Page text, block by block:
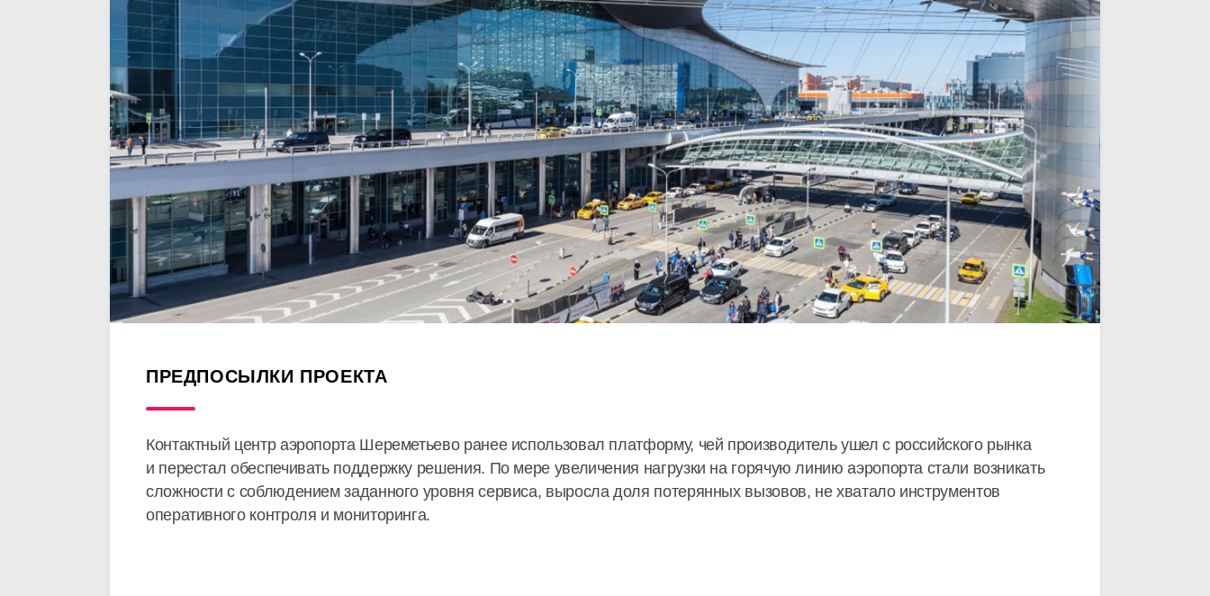
ПРЕДПОСЫЛКИ ПРОЕКТА
Контактный центр аэропорта Шереметьево ранее использовал платформу, чей производитель ушел с российского рынка
и перестал обеспечивать поддержку решения. По мере увеличения нагрузки на горячую линию аэропорта стали возникать
сложности с соблюдением заданного уровня сервиса, выросла доля потерянных вызовов, не хватало инструментов
оперативного контроля и мониторинга.